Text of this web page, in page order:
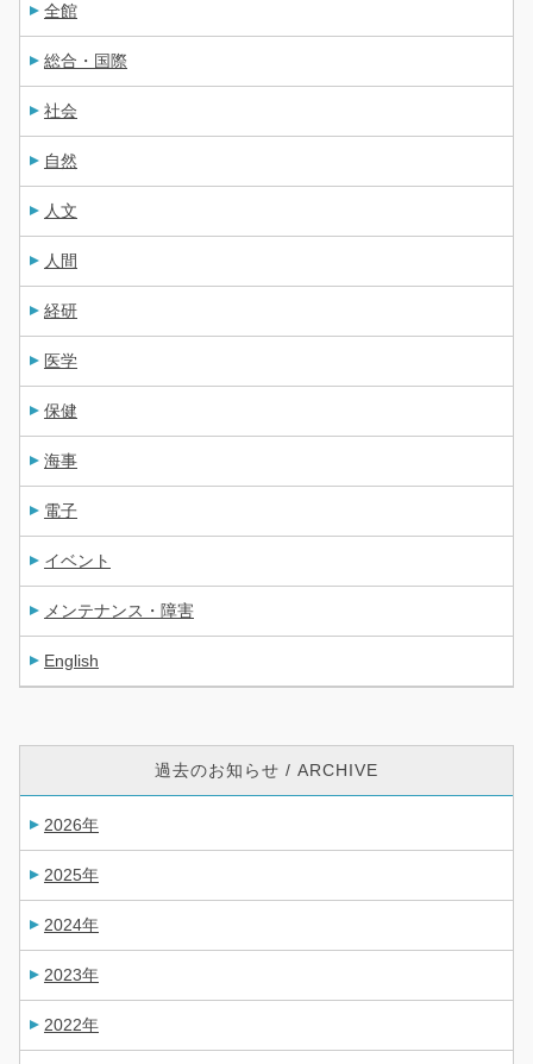
全館
総合・国際
社会
自然
人文
人間
経研
医学
保健
海事
電子
イベント
メンテナンス・障害
English
過去のお知らせ / ARCHIVE
2026年
2025年
2024年
2023年
2022年